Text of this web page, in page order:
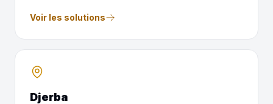
Voir les solutions
Djerba